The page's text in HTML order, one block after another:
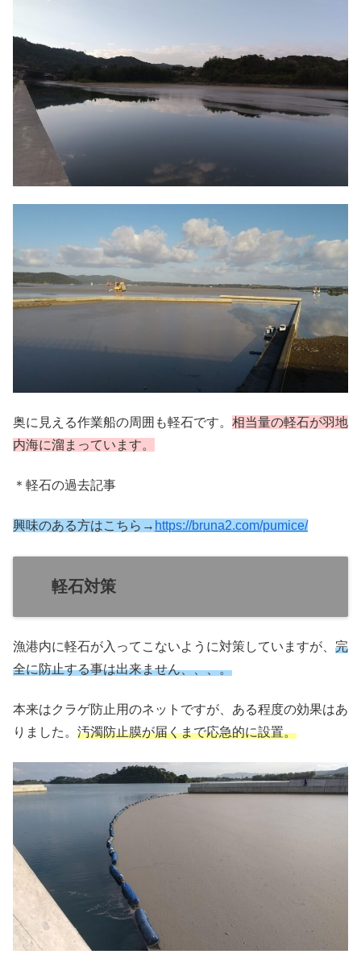
奥に見える作業船の周囲も軽石です。 相当量の軽石が羽地
内海に溜まっています。
＊軽石の過去記事
興味のある方はこちら→ https://bruna2.com/pumice/
軽石対策
漁港内に軽石が入ってこないように対策していますが、 完
全に防止する事は出来ません、、、。
本来はクラゲ防止用のネットですが、ある程度の効果はあ
りました。 汚濁防止膜が届くまで応急的に設置。